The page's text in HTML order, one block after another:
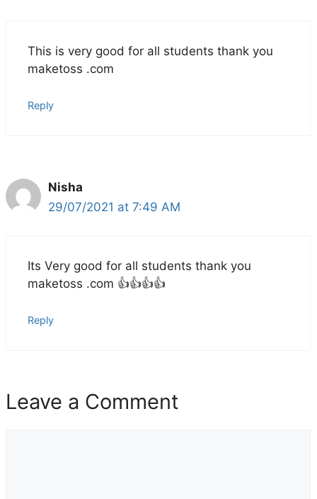
This is very good for all students thank you
maketoss .com
Reply
Nisha
29/07/2021 at 7:49 AM
Its Very good for all students thank you
maketoss .com 👍👍👍👍
Reply
Leave a Comment